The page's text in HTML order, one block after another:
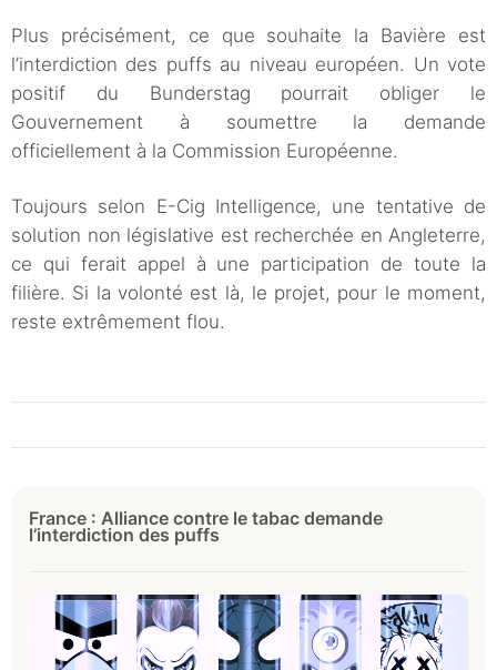
Plus précisément, ce que souhaite la Bavière est
l’interdiction des puffs au niveau européen. Un vote
positif du Bunderstag pourrait obliger le
Gouvernement à soumettre la demande
officiellement à la Commission Européenne.
Toujours selon E-Cig Intelligence, une tentative de
solution non législative est recherchée en Angleterre,
ce qui ferait appel à une participation de toute la
filière. Si la volonté est là, le projet, pour le moment,
reste extrêmement flou.
France : Alliance contre le tabac demande
l’interdiction des puffs